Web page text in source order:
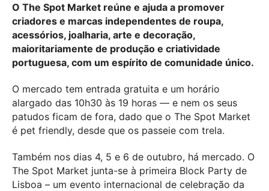
O The Spot Market reúne e ajuda a promover
criadores e marcas independentes de roupa,
acessórios, joalharia, arte e decoração,
maioritariamente de produção e criatividade
portuguesa, com um espírito de comunidade único.
O mercado tem entrada gratuita e um horário
alargado das 10h30 às 19 horas — e nem os seus
patudos ficam de fora, dado que o The Spot Market
é pet friendly, desde que os passeie com trela.
Também nos dias 4, 5 e 6 de outubro, há mercado. O
The Spot Market junta-se à primeira Block Party de
Lisboa – um evento internacional de celebração da